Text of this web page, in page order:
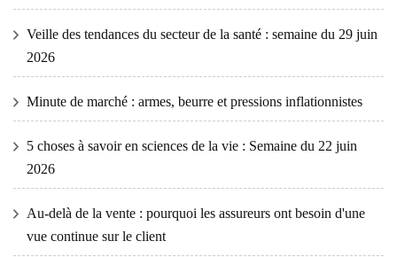
Veille des tendances du secteur de la santé : semaine du 29 juin
2026
Minute de marché : armes, beurre et pressions inflationnistes
5 choses à savoir en sciences de la vie : Semaine du 22 juin
2026
Au-delà de la vente : pourquoi les assureurs ont besoin d'une
vue continue sur le client